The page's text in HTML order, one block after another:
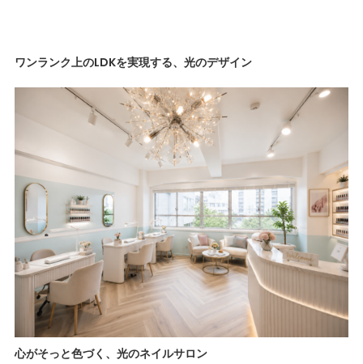
ワンランク上のLDKを実現する、光のデザイン
心がそっと色づく、光のネイルサロン